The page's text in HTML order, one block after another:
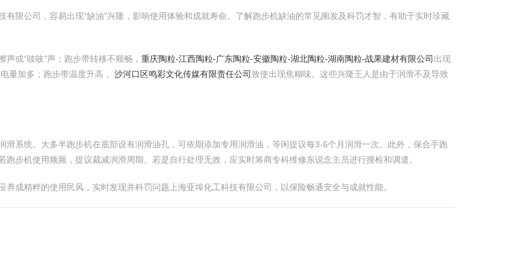
限公司，容易出现“缺油”兴隆，影响使用体验和成就寿命。了解跑步机缺油的常见阐发及科罚才智，有助于实时珍藏
或“吱吱”声；跑步带转移不顺畅， 重庆陶粒-江西陶粒-广东陶粒-安徽陶粒-湖北陶粒-湖南陶粒-战果建材有限公司 出现
量加多；跑步带温度升高， 沙河口区鸣彩文化传媒有限责任公司致使出现焦糊味。这些兴隆王人是由于润滑不及导致
滑系统。大多半跑步机在底部设有润滑油孔，可依期添加专用润滑油，等闲提议每3-6个月润滑一次。此外，保合手跑
步机使用频频，提议裁减润滑周期。若是自行处理无效，应实时筹商专科维修东说念主员进行搜检和调遣。
成精粹的使用民风，实时发现并科罚问题上海亚埠化工科技有限公司，以保险畅通安全与成就性能。